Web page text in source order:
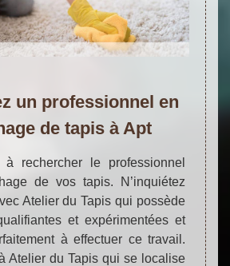
un professionnel en
de tapis à Apt
rechercher le professionnel
de vos tapis. N’inquiétez
Atelier du Tapis qui possède
et expérimentées et
à effectuer ce travail.
Atelier du Tapis qui se localise